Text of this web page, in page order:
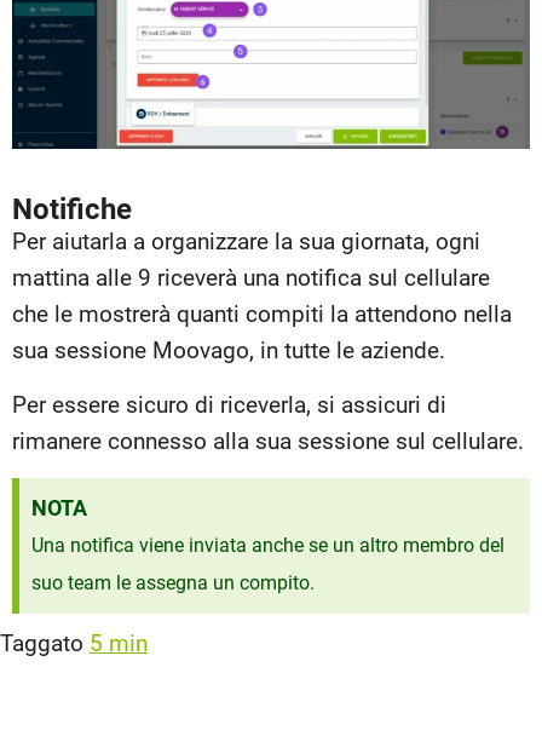
Notifiche
Per aiutarla a organizzare la sua giornata, ogni
mattina alle 9 riceverà una notifica sul cellulare
che le mostrerà quanti compiti la attendono nella
sua sessione Moovago, in tutte le aziende.
Per essere sicuro di riceverla, si assicuri di
rimanere connesso alla sua sessione sul cellulare.
NOTA
Una notifica viene inviata anche se un altro membro del
suo team le assegna un compito.
Taggato 5 min